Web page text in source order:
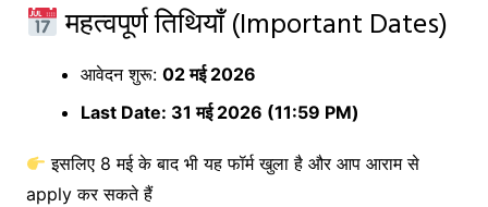
महत्वपूर्ण तिथियाँ (Important Dates)
आवेदन शुरू: 02 मई 2026
Last Date: 31 मई 2026 (11:59 PM)
इसलिए 8 मई के बाद भी यह फॉर्म खुला है और आप आराम से
apply कर सकते हैं